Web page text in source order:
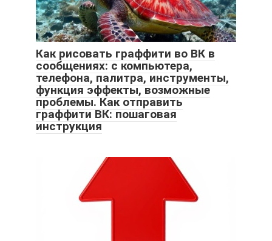
Как рисовать граффити во ВК в
сообщениях: с компьютера,
телефона, палитра, инструменты,
функция эффекты, возможные
проблемы. Как отправить
граффити ВК: пошаговая
инструкция